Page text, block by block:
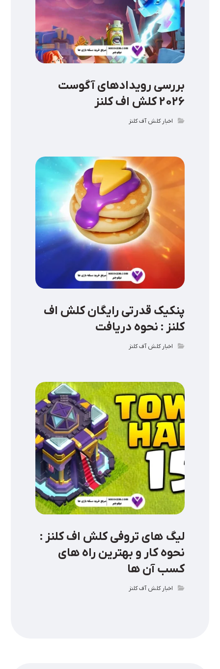
بررسی رویدادهای آگوست
2026 کلش اف کلنز
اخبار کلش آف کلنز
پنکیک قدرتی رایگان کلش اف
کلنز : نحوه دریافت
اخبار کلش آف کلنز
لیگ‌ های تروفی کلش اف کلنز :
نحوه کار و بهترین راه‌ های
کسب آن ها
اخبار کلش آف کلنز